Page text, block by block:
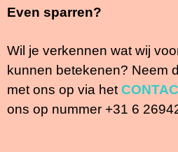
Even sparren?
Wil je verkennen wat wij
kunnen betekenen? Neem
met ons op via het
ons op nummer +31 6